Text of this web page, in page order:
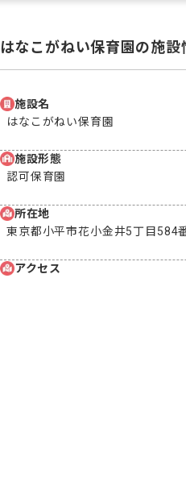
はなこがねい保育園の施設
施設名
はなこがねい保育園
施設形態
認可保育園
所在地
東京都小平市花小金井5丁目584
アクセス